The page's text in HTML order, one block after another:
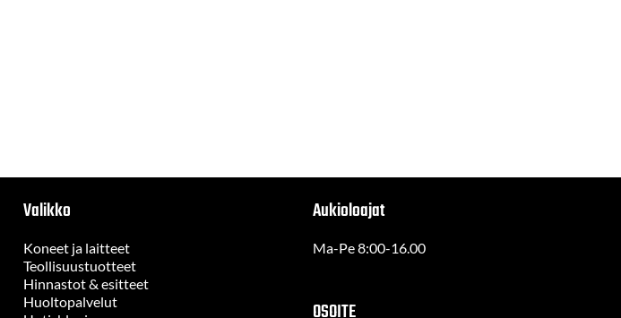
Valikko
Koneet ja laitteet
Teollisuustuotteet
Hinnastot & esitteet
Huoltopalvelut
Aukioloajat
Ma-Pe 8:00-16.00
OSOITE